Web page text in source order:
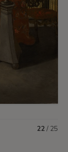
22 / 25